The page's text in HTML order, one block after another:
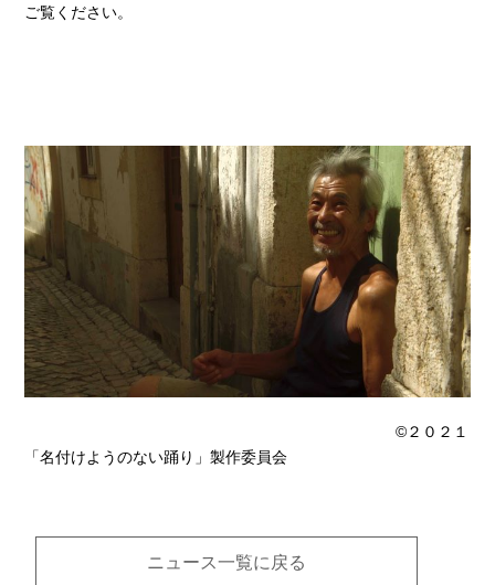
ご覧ください。
©２０２１
「名付けようのない踊り」製作委員会
ニュース一覧に戻る